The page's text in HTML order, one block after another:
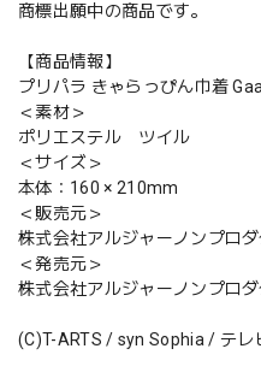
商標出願中の商品です。
【商品情報】
プリパラ きゃらっぴん巾着
＜素材＞
ポリエステル ツイル
＜サイズ＞
本体：160 × 210mm
＜販売元＞
株式会社アルジャーノンプロダ
＜発売元＞
株式会社アルジャーノンプロダ
(C)T-ARTS / syn Sophia / テレ